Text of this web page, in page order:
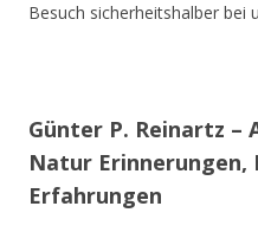
Besuch sicherheitshalber bei
Günter P. Reinartz –
Natur Erinnerungen,
Erfahrungen